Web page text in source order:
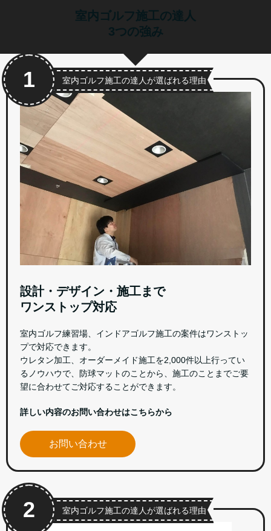
室内ゴルフ施工の達人
3つの強み
室内ゴルフ施工の達人が選ばれる理由
1
設計・デザイン・施工まで
ワンストップ対応
室内ゴルフ練習場、インドアゴルフ施工の案件はワンストッ
プで対応できます。
ウレタン加工、オーダーメイド施工を2,000件以上行ってい
るノウハウで、防球マットのことから、施工のことまでご要
望に合わせてご対応することができます。
詳しい内容のお問い合わせはこちらから
お問い合わせ
室内ゴルフ施工の達人が選ばれる理由
2